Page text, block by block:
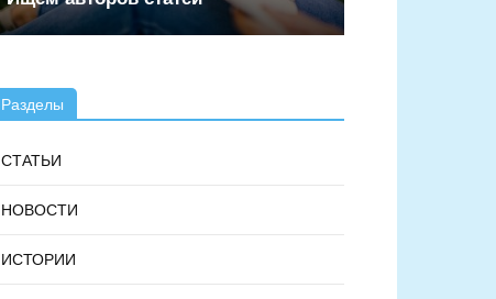
Разделы
СТАТЬИ
НОВОСТИ
ИСТОРИИ